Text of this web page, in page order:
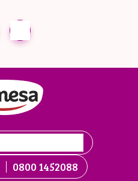
0800 1452088